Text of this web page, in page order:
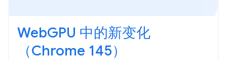
WebGPU 中的新变化
（Chrome 145）